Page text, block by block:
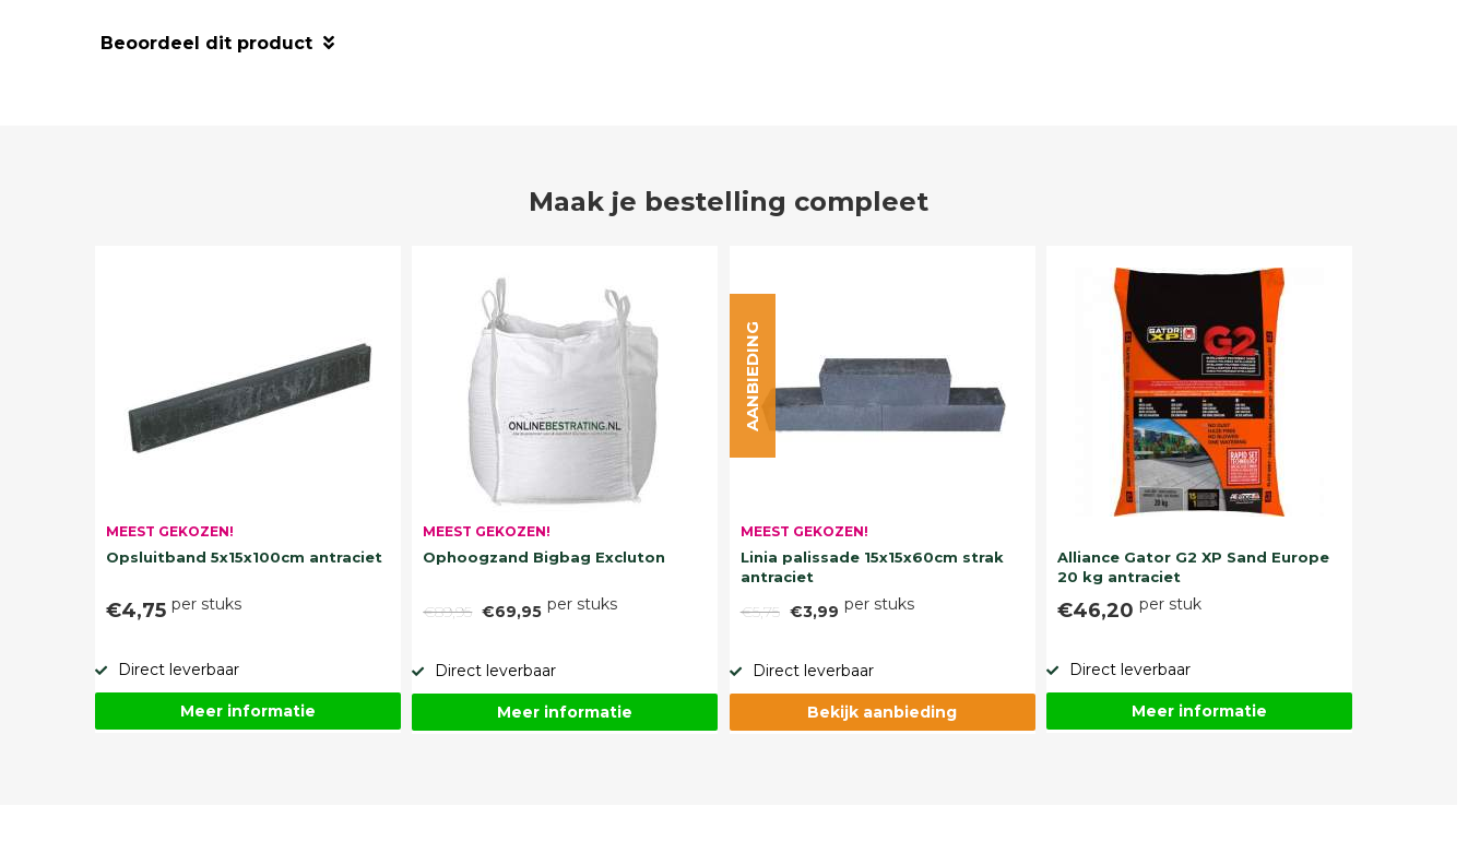
Beoordeel dit product
Maak je bestelling compleet
MEEST GEKOZEN!
Opsluitband 5x15x100cm antraciet
€4,75 per stuks
Direct leverbaar
Meer informatie
MEEST GEKOZEN!
Ophoogzand Bigbag Excluton
€89,95 €69,95 per stuks
Direct leverbaar
Meer informatie
MEEST GEKOZEN!
Linia palissade 15x15x60cm strak
antraciet
€5,75 €3,99 per stuks
AANBIEDING
Direct leverbaar
Bekijk aanbieding
Alliance Gator G2 XP Sand Europe
20 kg antraciet
€46,20 per stuk
Direct leverbaar
Meer informatie